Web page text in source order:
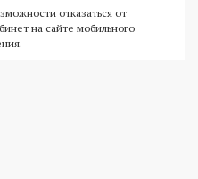
отказаться от
на сайте мобильного